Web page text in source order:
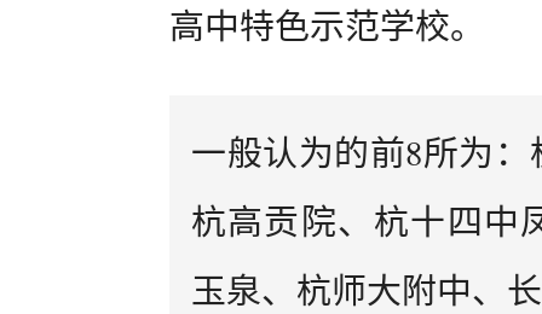
高中特色示范学校。
一般认为的前8所为
杭高贡院、杭十四中
玉泉、杭师大附中、